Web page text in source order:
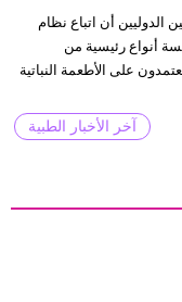
أن اتباع نظام
أنواع رئيسية من
على الأطعمة النباتية
آخر الأخبار الطبية